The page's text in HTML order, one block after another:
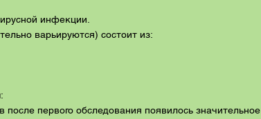
инфекции.
варьируются) состоит из:
первого обследования появилось значительное